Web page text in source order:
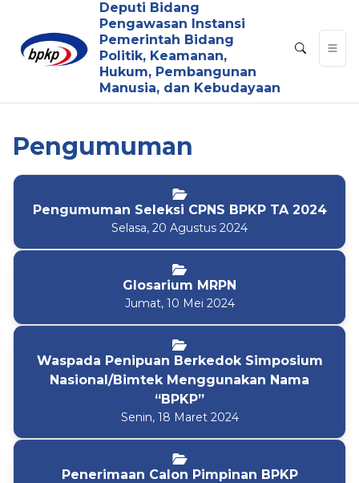
Deputi Bidang
Pengawasan Instansi
Pemerintah Bidang
Politik, Keamanan,
Hukum, Pembangunan
Manusia, dan Kebudayaan
Pengumuman
Pengumuman Seleksi CPNS BPKP TA 2024
Selasa, 20 Agustus 2024
Glosarium MRPN
Jumat, 10 Mei 2024
Waspada Penipuan Berkedok Simposium
Nasional/Bimtek Menggunakan Nama
“BPKP”
Senin, 18 Maret 2024
Penerimaan Calon Pimpinan BPKP